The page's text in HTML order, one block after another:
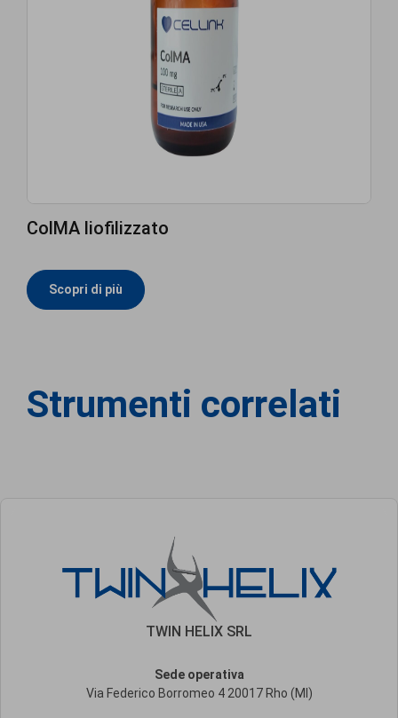
ColMA liofilizzato
Scopri di più
Strumenti correlati
TWIN HELIX SRL
Sede operativa
Via Federico Borromeo 4 20017 Rho (MI)